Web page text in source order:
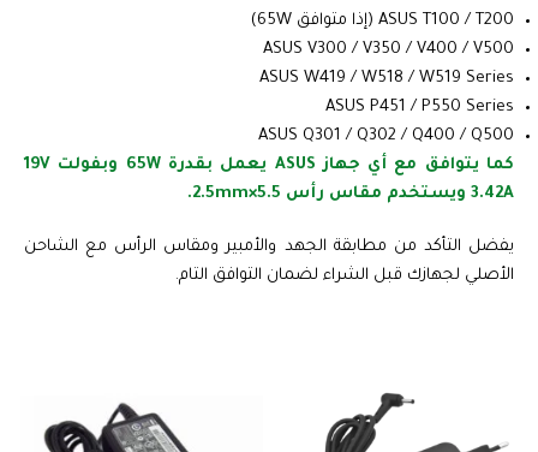
ASUS T100 / T200 (إذا متوافق 65W)
ASUS V300 / V350 / V400 / V500
ASUS W419 / W518 / W519 Series
ASUS P451 / P550 Series
ASUS Q301 / Q302 / Q400 / Q500
كما يتوافق مع أي جهاز ASUS يعمل بقدرة 65W وبفولت 19V
3.42A ويستخدم مقاس رأس 5.5×2.5mm.
يفضل التأكد من مطابقة الجهد والأمبير ومقاس الرأس مع الشاحن
الأصلي لجهازك قبل الشراء لضمان التوافق التام.